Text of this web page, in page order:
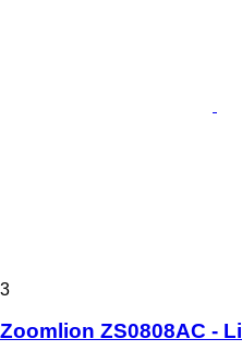
3
Zoomlion ZS0808AC - Li